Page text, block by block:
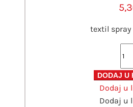
textil spray
158
DODAJ U
Dodaj u
Dodaj u